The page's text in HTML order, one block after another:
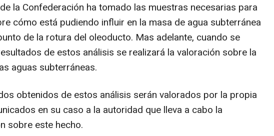
la Confederación ha tomado las muestras necesarias para
cómo está pudiendo influir en la masa de agua subterránea
de la rotura del oleoducto. Mas adelante, cuando se
de estos análisis se realizará la valoración sobre la
aguas subterráneas.
obtenidos de estos análisis serán valorados por la propia
en su caso a la autoridad que lleva a cabo la
sobre este hecho.